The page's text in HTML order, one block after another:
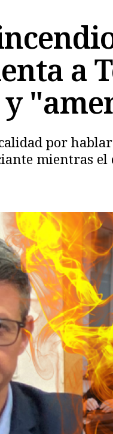
a
por
mientras el
Copiar